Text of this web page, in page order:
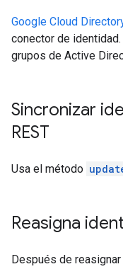
Google Cloud
conector de
grupos de Active
Sincronizar
REST
Usa el método
Reasigna
Después de